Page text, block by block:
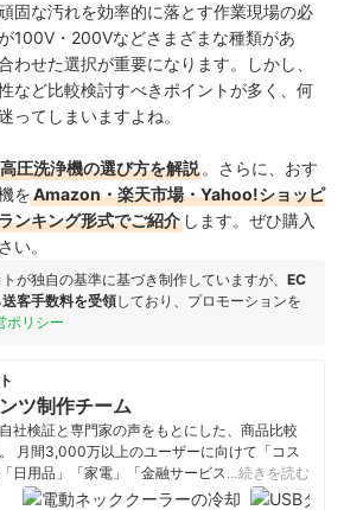
固な汚れを効率的に落とす作業現場の必
100V・ 200Vなどさまざまな種類があ
わせた選択が重要になります。しかし、
など比較検討すべきポイントが多く、何
ってしまいますよね。
圧洗浄機の選び方を解説 。さらに、おす
をAmazon・楽天市場・Yahoo!ショッピ
ンキング形式でご紹介 します。ぜひ購入
い。
が独自の基準に基づき制作していますが、 EC
客手数料を受領しており、プロモーションを
ポリシー
ツ制作チーム
社検証と専門家の声をもとにした、商品比較
月間3,000万以上のユーザーに向けて「コス
日用品」「家電」「金融サービス」まで、ベ
を選んでもらうために、毎日コンテンツを制
…続きを読む